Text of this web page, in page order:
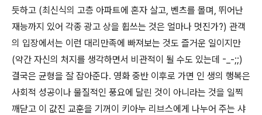
듯하고 (최신식의 고층 아파트에 혼자 살고, 벤츠를 몰며, 뛰어난
재능까지 있어 각종 광고 상을 휩쓰는 것은 얼마나 멋진가?) 관객
의 입장에서는 이런 대리만족에 빠져보는 것도 즐거운 일이지만
(약간 자신의 처지를 생각하면서 비관적이 될 수도 있는데 -_-;;)
결국은 균형을 잘 잡아준다. 영화 중반 이후로 가면 인 생의 행복은
사회적 성공이나 물질적인 풍요에 달린 것이 아니라는 것을 일찍
깨닫고 이 값진 교훈을 기꺼이 키아누 리브스에게 나누어 주는 샤